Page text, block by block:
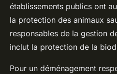
établissements publics ont
la protection des animaux
responsables de la gestion
inclut la protection de la
Pour un déménagement